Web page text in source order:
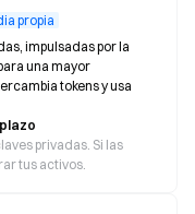
propia
impulsadas por la
una mayor
tokens y usa
privadas. Si las
tus activos.